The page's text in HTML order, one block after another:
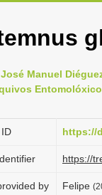
Manuel
https://
https://
by Felipe